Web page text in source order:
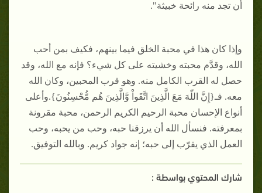
أن تجد منه رائحة خبيثة".
وإذا كان هذا في محبة الخلق فيما بينهم، فكيف بمن أحب
الله، وقدَّم محبته وخشيته على كل شيء؟ فإنه مع الله، وقد
حصل له القرب الكامل منه. وهو قرب المحبين، وكان الله
معه. فـ{إِنَّ اللّهَ مَعَ الَّذِينَ اتَّقَواْ وَّالَّذِينَ هُم مُّحْسِنُونَ}.وأعلى
أنواع الإحسان محبة الرحيم الكريم الرحمن، محبة مقرونة
بمعرفته. فنسأل الله أن يرزقنا حبه، وحب من يحبه، وحب
العمل الذي يقرّب إلى حبه؛ إنه جواد كريم. وبالله التوفيق.
شارك المحتوي بواسطة :